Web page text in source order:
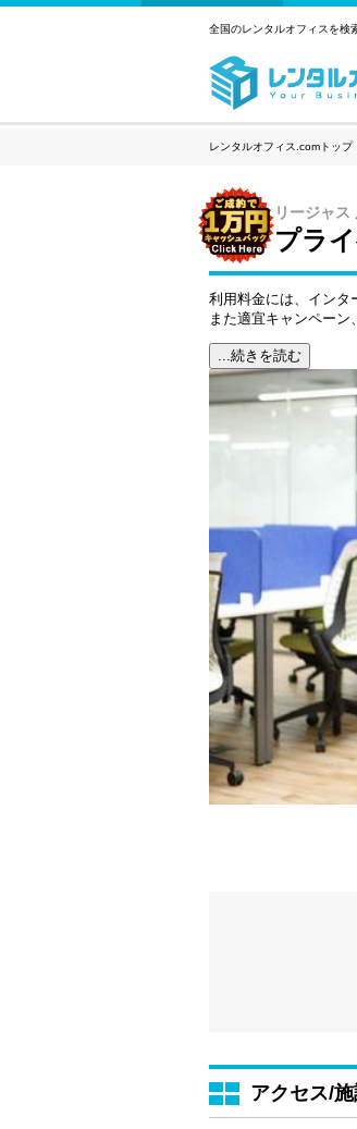
全国のレンタルオフィスを検
レンタルオフィス.comトップ
リージャス
プラ
利用料金には、インタ
また適宜キャンペーン
...続きを読む
アクセス/